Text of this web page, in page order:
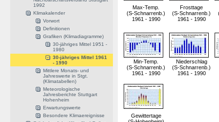
1992
Klimakalender
Vorwort
Definitionen
Grafiken (Klimadiagramme)
30-jähriges Mittel 1951 -
1980
30-jähriges Mittel 1961
- 1990
Mittlere Monats- und
Jahreswerte in Stgt.
(Klimatabellen)
Meteorologische
Jahresberichte Stuttgart
Hohenheim
Erwartungswerte
Besondere Klimaereignisse
Max-Temp.
(S-Schnarrenb.)
1961 - 1990
Frosttage
(S-Schnarrenb.)
1961 - 1990
Min-Temp.
(S-Schnarrenb.)
1961 - 1990
Niederschlag
(S-Schnarrenb.)
1961 - 1990
Gewittertage